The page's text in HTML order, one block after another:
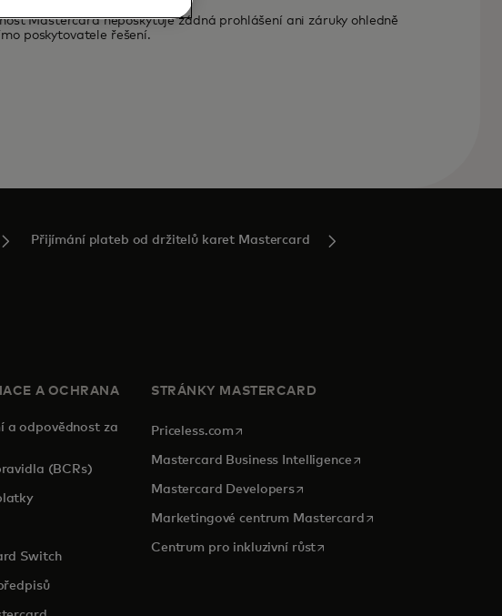
Mastercard neposkytuje žádná prohlášení ani záruky ohledně
poskytovatele řešení.
Přijímání plateb od držitelů karet Mastercard
A OCHRANA
a odpovědnost za
(BCRs)
in a new tab
Switch
STRÁNKY MASTERCARD
Priceless.com opens in a new tab
Mastercard Business Intelligenceopens in a new tab
Mastercard Developersopens in a new tab
Marketingové centrum Mastercardopens in a new tab
Centrum pro inkluzivní růstopens in a new tab